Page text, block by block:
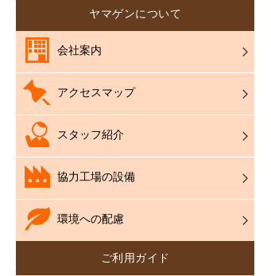
ヤマゲンについて
会社案内
アクセスマップ
スタッフ紹介
協力工場の設備
環境への配慮
ご利用ガイド